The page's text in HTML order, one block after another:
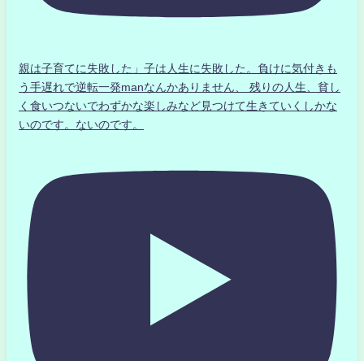
親は子育てに失敗した」子は人生に失敗した。負けに気付きも
う手遅れで逆転一発manなんかありません、 残りの人生、貧し
く食いつないでわずかな楽しみなど見つけて生きていくしかな
いのです。ないのです。